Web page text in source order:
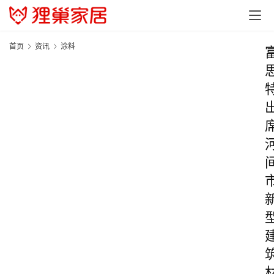
首页 资讯 涂料